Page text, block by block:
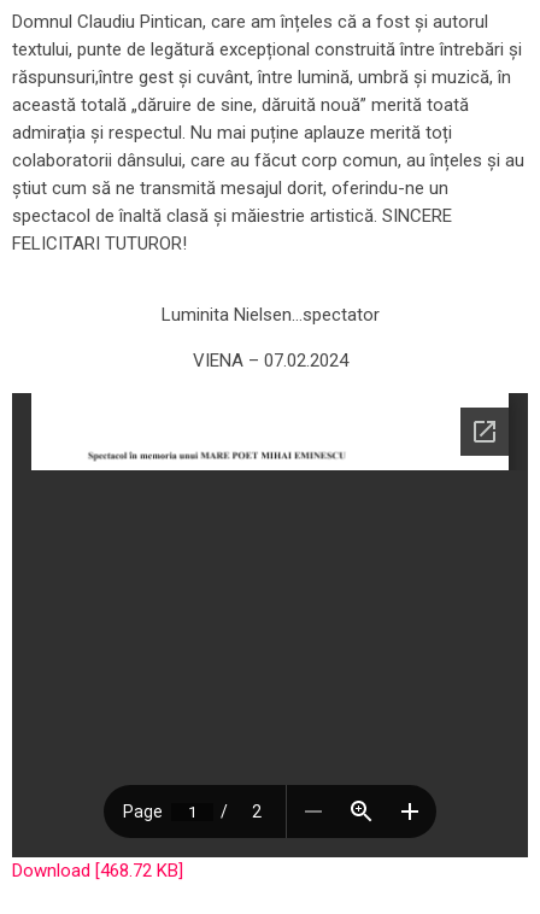
Domnul Claudiu Pintican, care am înțeles că a fost și autorul
textului, punte de legătură excepțional construită între întrebări și
răspunsuri,între gest și cuvânt, între lumină, umbră și muzică, în
această totală „dăruire de sine, dăruită nouă” merită toată
admirația și respectul. Nu mai puține aplauze merită toți
colaboratorii dânsului, care au făcut corp comun, au înțeles și au
știut cum să ne transmită mesajul dorit, oferindu-ne un
spectacol de înaltă clasă și măiestrie artistică. SINCERE
FELICITARI TUTUROR!
Luminita Nielsen…spectator
VIENA – 07.02.2024
Download [468.72 KB]